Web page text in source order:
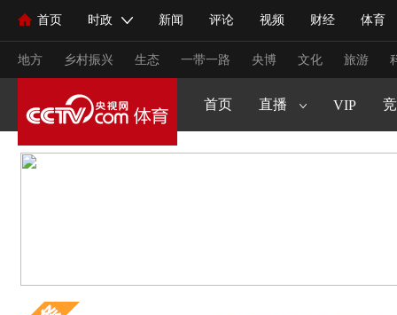
首页 时政 新闻 评论 视频 财经 体育
人民领袖习近平 联播+ 中国领导人 央视快评 习式妙语
直播 栏目大全 节目单 听音 微视频 主持人
海外频道 iPanda English Монгол
地方 乡村振兴 生态 一带一路 央博 文化 旅游
总台春晚 网络春晚
现场
首页 直播 VIP
CCTV5+
CCTV16
节目单
生活体育大会 健康生活实验室 2025来跑新征程 大咖